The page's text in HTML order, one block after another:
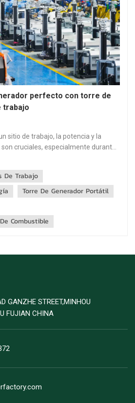
perfecto con torre de
trabajo
sitio de trabajo, la potencia y la
cruciales, especialmente durante
o en ubicaciones remotas.
y luz para garantizar que su
De Trabajo
Torre De Generador Portátil
Combustible
GANZHE STREET,MINHOU
FUJIAN CHINA